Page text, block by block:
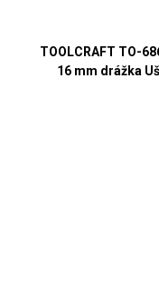
TOOLCRAFT TO-
16 mm drážka